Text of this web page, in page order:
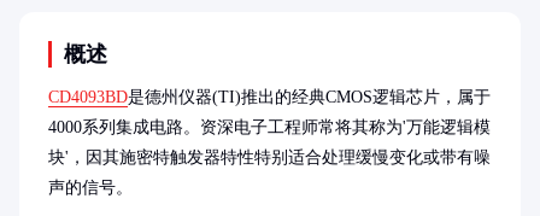
概述
CD4093BD是德州仪器(TI)推出的经典CMOS逻辑芯片，属于
4000系列集成电路。资深电子工程师常将其称为'万能逻辑模
块'，因其施密特触发器特性特别适合处理缓慢变化或带有噪
声的信号。